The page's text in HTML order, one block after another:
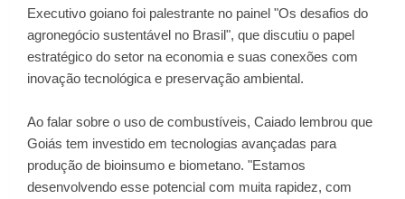
Executivo goiano foi palestrante no painel "Os desafios do
agronegócio sustentável no Brasil", que discutiu o papel
estratégico do setor na economia e suas conexões com
inovação tecnológica e preservação ambiental.
Ao falar sobre o uso de combustíveis, Caiado lembrou que
Goiás tem investido em tecnologias avançadas para
produção de bioinsumo e biometano. "Estamos
desenvolvendo esse potencial com muita rapidez, com